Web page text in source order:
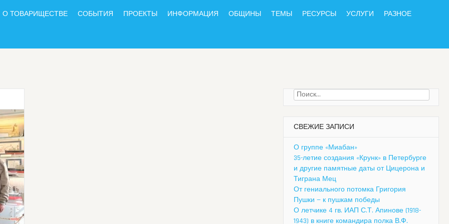
О ТОВАРИЩЕСТВЕ СОБЫТИЯ ПРОЕКТЫ ИНФОРМАЦИЯ ОБЩИНЫ ТЕМЫ РЕСУРСЫ УСЛУГИ РАЗНОЕ
Найти:
СВЕЖИЕ ЗАПИСИ
О группе «Миабан»
35-летие создания «Крунк» в Петербурге
и другие памятные даты от Цицерона и
Тиграна Мец
От гениального потомка Григория
Пушки — к пушкам победы
О летчике 4 гв. ИАП С.Т. Апинове (1918-
1943) в книге командира полка В.Ф.